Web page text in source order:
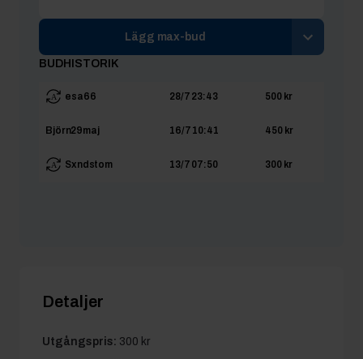
Lägg max-bud
BUDHISTORIK
esa66 28/7 23:43 500 kr
Björn29maj 16/7 10:41 450 kr
Sxndstom 13/7 07:50 300 kr
Detaljer
Utgångspris: 300 kr